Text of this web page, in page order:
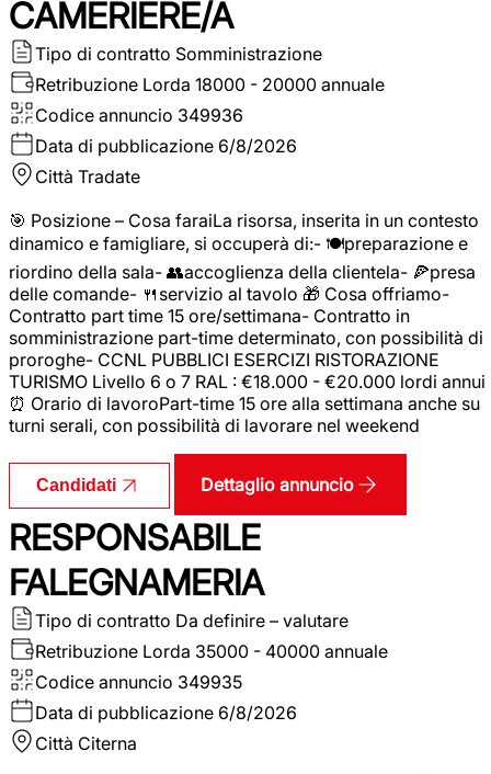
CAMERIERE/A
Tipo di contratto Somministrazione
Retribuzione Lorda 18000 - 20000 annuale
Codice annuncio 349936
Data di pubblicazione 6/8/2026
Città Tradate
🎯 Posizione – Cosa faraiLa risorsa, inserita in un contesto
dinamico e famigliare, si occuperà di:- 🍽️preparazione e
riordino della sala- 👥accoglienza della clientela- 🍕presa
delle comande- 🍴servizio al tavolo 🎁 Cosa offriamo-
Contratto part time 15 ore/settimana- Contratto in
somministrazione part-time determinato, con possibilità di
proroghe- CCNL PUBBLICI ESERCIZI RISTORAZIONE
TURISMO Livello 6 o 7 RAL : €18.000 - €20.000 lordi annui
⏰ Orario di lavoroPart-time 15 ore alla settimana anche su
turni serali, con possibilità di lavorare nel weekend
Candidati Dettaglio annuncio
RESPONSABILE
FALEGNAMERIA
Tipo di contratto Da definire – valutare
Retribuzione Lorda 35000 - 40000 annuale
Codice annuncio 349935
Data di pubblicazione 6/8/2026
Città Citerna